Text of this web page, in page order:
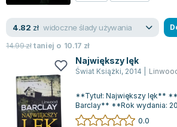
Jan Sztaudynger
Aleksander Puszkin
Małgorzata Ohme
Maddie Ziegler
Leszek Czarnecki
Joanna Racewicz
4.82 zł widoczne ślady używania
14.99złtaniej o 10.17 zł
Największy lęk
Świat Książki, 2014
**Tytuł: Największy lęk**
Barclay** **Rok wydania:
okładki: Twarda**Linwood
0.0